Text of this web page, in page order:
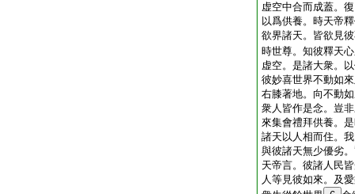
虚空中合而成蓋。
以爲供養。時天帝
欲界諸天。皆欲見
時世尊。知彼釋天
虚空。是諸大衆。
彼妙喜世界不動如
右膝著地。向不動
衆人皆作是念。豈
來集會禮拜供養。
諸天以人相而住。
與彼諸天無少優劣
天帝言。彼諸人民
人等見彼如來。及